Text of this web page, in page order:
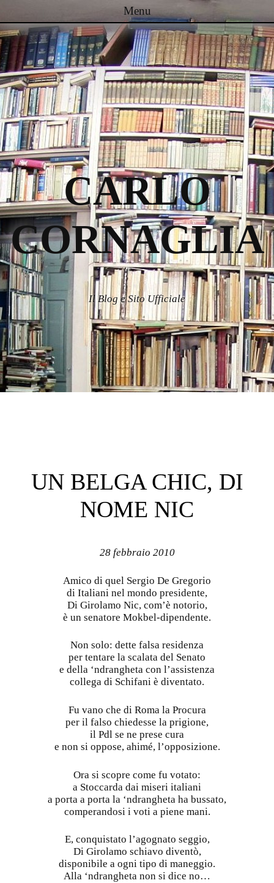
CARLO
CORNAGLIA
Il Blog e Sito Ufficiale
Menu
Passa al contenuto
UN BELGA CHIC, DI
NOME NIC
28 febbraio 2010
Amico di quel Sergio De Gregorio
di Italiani nel mondo presidente,
Di Girolamo Nic, com’è notorio,
è un senatore Mokbel-dipendente.
Non solo: dette falsa residenza
per tentare la scalata del Senato
e della ‘ndrangheta con l’assistenza
collega di Schifani è diventato.
Fu vano che di Roma la Procura
per il falso chiedesse la prigione,
il Pdl se ne prese cura
e non si oppose, ahimé, l’opposizione.
Ora si scopre come fu votato:
a Stoccarda dai miseri italiani
a porta a porta la ‘ndrangheta ha bussato,
comperandosi i voti a piene mani.
E, conquistato l’agognato seggio,
Di Girolamo schiavo diventò,
disponibile a ogni tipo di maneggio.
Alla ‘ndrangheta non si dice no…